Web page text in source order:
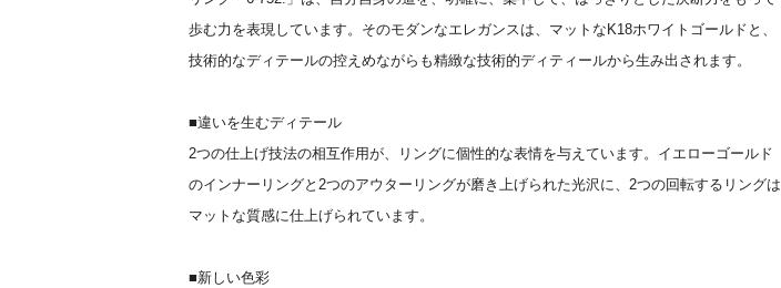
歩む力を表現しています。そのモダンなエレガンスは、マットなK18ホワイトゴールドと、
技術的なディテールの控えめながらも精緻な技術的ディティールから生み出されます。
■違いを生むディテール
2つの仕上げ技法の相互作用が、リングに個性的な表情を与えています。イエローゴールド
のインナーリングと2つのアウターリングが磨き上げられた光沢に、2つの回転するリングは
マットな質感に仕上げられています。
■新しい色彩